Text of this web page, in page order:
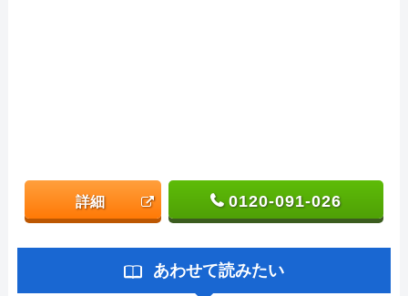
詳細 0120-091-026
あわせて読みたい